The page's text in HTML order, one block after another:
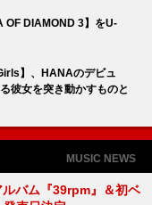
OF DIAMOND 3】をU-
】、HANAのデビュ
彼女を突き動かすものと
MUSIC NEWS
バム『39rpm』＆初ベ